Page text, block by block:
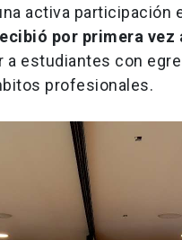
activa participación
por primera vez
a estudiantes con
profesionales.